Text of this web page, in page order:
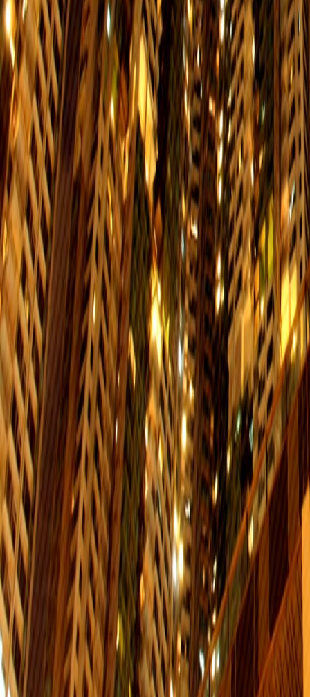
694 調景嶺站 → 小西灣邨
$13.4
星期一至五
星期
06:00-23:50
722 中環 (3 號碼頭) → 耀東邨
$6.5
星期一至五
星期
06:40-09:00
N8 灣仔碼頭 → 杏花邨
$6.1
星期一至五
星期
01:10-06:10
65 北角（堡壘街）→ 東區尤德夫人那
$6
星期一至五
星期
06:00-00:00